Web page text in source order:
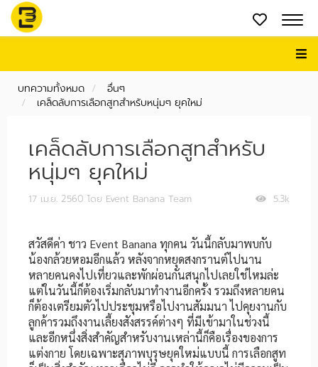
บทความทั้งหมด
อื่นๆ
เคล็ดลับการเลือกสูทสำหรับหนุ่มๆ ยุคใหม่
เคล็ดลับการเลือกสูทสำหรับ
หนุ่มๆ ยุคใหม่
5.3k
17 เม.ย. 2560 โดย Event Banana Team
สวัสดีค่า ชาว Event Banana ทุกคน วันนี้กลับมาพบกับ
น้องกล้วยหอมอีกแล้ว หลังจากหยุดสงกรานต์ไปนาน
หลายคนคงไปเที่ยวและพักผ่อนกันสนุกไปเลยใช่ไหมล่ะ
แต่ในวันนี้ก็ต้องเริ่มกลับมาทำงานอีกครั้ง รวมถึงหลายคน
ก็ต้องเตรียมตัวไปประชุมหรือไปงานสัมมนา ไปคุยงานกับ
ลูกค้ารวมถึงงานเลี้ยงสังสรรค์ต่างๆ ที่มีเข้ามาในช่วงนี้
และอีกหนึ่งสิ่งสำคัญสำหรับงานเหล่านี้ก็คือเรื่องของการ
แต่งกาย โดยเฉพาะสุภาพบุรุษยุคใหม่แบบนี้ การเลือกสูท